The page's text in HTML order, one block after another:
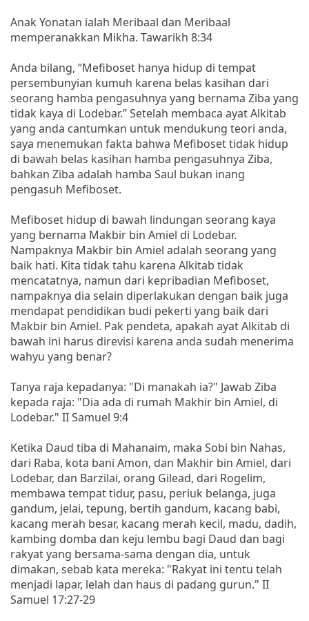
Anak Yonatan ialah Meribaal dan Meribaal
memperanakkan Mikha. Tawarikh 8:34
Anda bilang, “Mefiboset hanya hidup di tempat
persembunyian kumuh karena belas kasihan dari
seorang hamba pengasuhnya yang bernama Ziba yang
tidak kaya di Lodebar.” Setelah membaca ayat Alkitab
yang anda cantumkan untuk mendukung teori anda,
saya menemukan fakta bahwa Mefiboset tidak hidup
di bawah belas kasihan hamba pengasuhnya Ziba,
bahkan Ziba adalah hamba Saul bukan inang
pengasuh Mefiboset.
Mefiboset hidup di bawah lindungan seorang kaya
yang bernama Makbir bin Amiel di Lodebar.
Nampaknya Makbir bin Amiel adalah seorang yang
baik hati. Kita tidak tahu karena Alkitab tidak
mencatatnya, namun dari kepribadian Mefiboset,
nampaknya dia selain diperlakukan dengan baik juga
mendapat pendidikan budi pekerti yang baik dari
Makbir bin Amiel. Pak pendeta, apakah ayat Alkitab di
bawah ini harus direvisi karena anda sudah menerima
wahyu yang benar?
Tanya raja kepadanya: "Di manakah ia?" Jawab Ziba
kepada raja: "Dia ada di rumah Makhir bin Amiel, di
Lodebar." II Samuel 9:4
Ketika Daud tiba di Mahanaim, maka Sobi bin Nahas,
dari Raba, kota bani Amon, dan Makhir bin Amiel, dari
Lodebar, dan Barzilai, orang Gilead, dari Rogelim,
membawa tempat tidur, pasu, periuk belanga, juga
gandum, jelai, tepung, bertih gandum, kacang babi,
kacang merah besar, kacang merah kecil, madu, dadih,
kambing domba dan keju lembu bagi Daud dan bagi
rakyat yang bersama-sama dengan dia, untuk
dimakan, sebab kata mereka: "Rakyat ini tentu telah
menjadi lapar, lelah dan haus di padang gurun." II
Samuel 17:27-29